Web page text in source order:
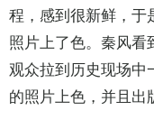
程，感到很新鲜，于
照片上了色。秦风看
观众拉到历史现场中
的照片上色，并且出